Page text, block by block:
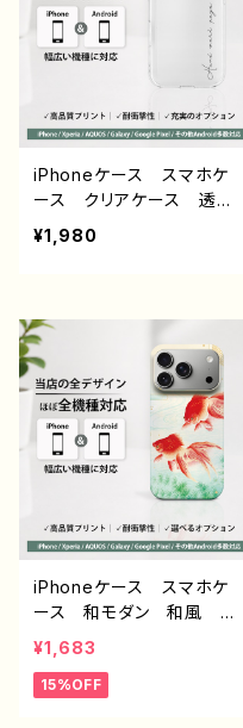
フラワー デザイン930 J1-
iPhoneケース スマホケ
ース クリアケース 透明
ケース シンプル おしゃ
れ 英字ロゴ ミニマル
ディース 大人女子 耐衝
撃 iPhone17/16/15/14/1
3 AQUOS Xperia Go
oglepixel Galaxy And
roid アンドロイド 携帯
ケース おすすめ 個性
的 人気 クリエイター
オリジナル デザイン グッ
ズ タイトル：Hard work
pays off.
¥1,980
iPhoneケース スマホケ
ース 和モダン 和風 和
柄 金魚 シンプル おし
ゃれ メンズ 大人女子
かわいい 安い iPhone1
¥1,683
15%OFF